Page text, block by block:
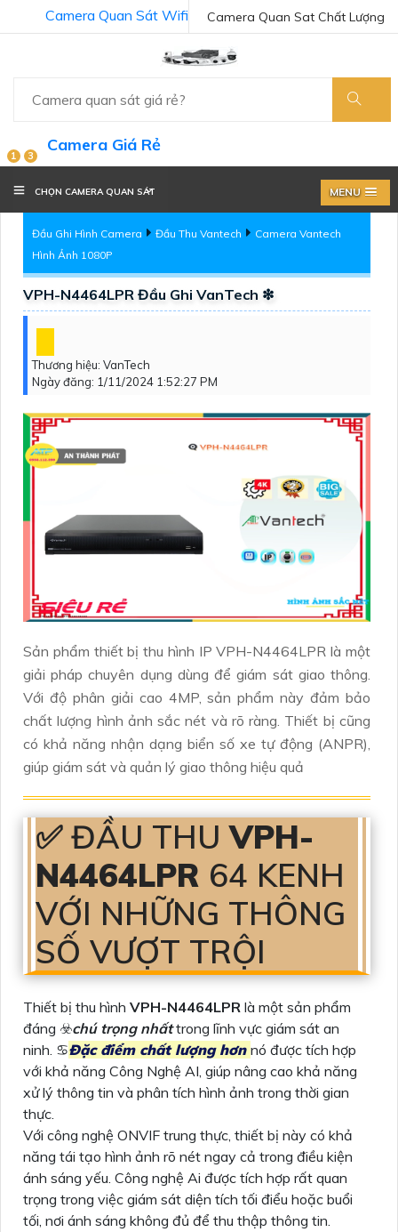
Camera Quan Sat Chất Lượng
Camera Quan Sát Wifi
1 3
Camera Giá Rẻ
CHỌN CAMERA QUAN SÁT MENU
Đầu Ghi Hình Camera Đầu Thu Vantech
Camera Vantech
Hình Ảnh 1080P
VPH-N4464LPR Đầu Ghi VanTech ❇
Thương hiệu: VanTech
Ngày đăng: 1/11/2024 1:52:27 PM
Sản phẩm thiết bị thu hình IP VPH-N4464LPR là một
giải pháp chuyên dụng dùng để giám sát giao thông.
Với độ phân giải cao 4MP, sản phẩm này đảm bảo
chất lượng hình ảnh sắc nét và rõ ràng. Thiết bị cũng
có khả năng nhận dạng biển số xe tự động (ANPR),
giúp giám sát và quản lý giao thông hiệu quả
✅ ĐẦU THUVPH-
N4464LPR 64 KENH
VỚI NHỮNG THÔNG
SỐ VƯỢT TRỘI
Thiết bị thu hình VPH-N4464LPR là một sản phẩm
đáng ☣️chú trọng nhấttrong lĩnh vực giám sát an
ninh. ♋Đặc điểm chất lượng hơn nó được tích hợp
với khả năng Công Nghệ AI, giúp nâng cao khả năng
xử lý thông tin và phân tích hình ảnh trong thời gian
thực.
Với công nghệ ONVIF trung thực, thiết bị này có khả
năng tái tạo hình ảnh rõ nét ngay cả trong điều kiện
ánh sáng yếu. Công nghệ Ai được tích hợp rất quan
trọng trong việc giám sát diện tích tối điểu hoặc buổi
tối, nơi ánh sáng không đủ để thu thập thông tin.